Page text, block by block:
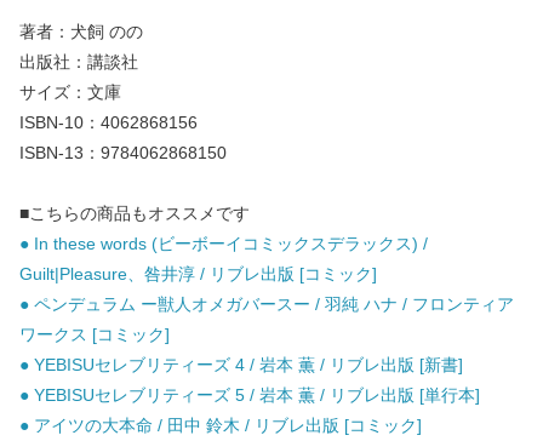
著者：犬飼 のの
出版社：講談社
サイズ：文庫
ISBN-10：4062868156
ISBN-13：9784062868150
■こちらの商品もオススメです
● In these words (ビーボーイコミックスデラックス) /
Guilt|Pleasure、咎井淳 / リブレ出版 [コミック]
● ペンデュラム ー獣人オメガバースー / 羽純 ハナ / フロンティア
ワークス [コミック]
● YEBISUセレブリティーズ 4 / 岩本 薫 / リブレ出版 [新書]
● YEBISUセレブリティーズ 5 / 岩本 薫 / リブレ出版 [単行本]
● アイツの大本命 / 田中 鈴木 / リブレ出版 [コミック]